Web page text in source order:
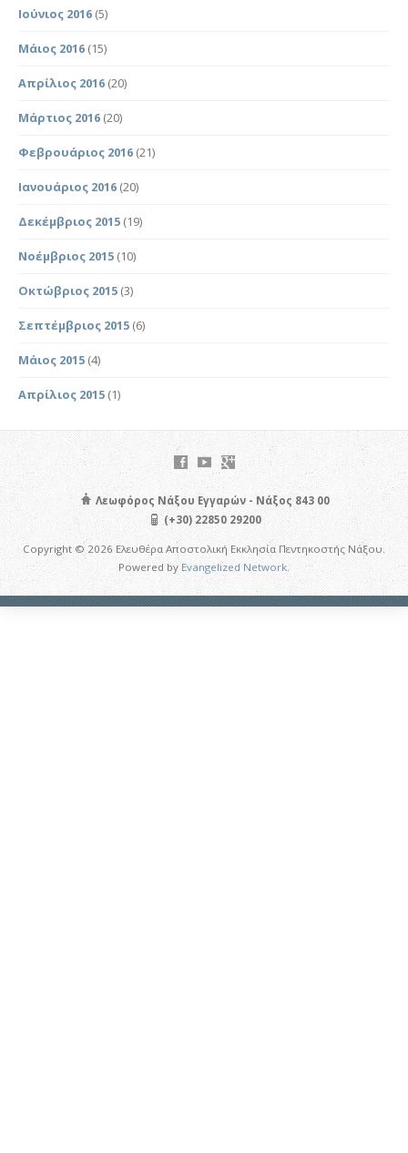
Ιούνιος 2016 (5)
Μάιος 2016 (15)
Απρίλιος 2016 (20)
Μάρτιος 2016 (20)
Φεβρουάριος 2016 (21)
Ιανουάριος 2016 (20)
Δεκέμβριος 2015 (19)
Νοέμβριος 2015 (10)
Οκτώβριος 2015 (3)
Σεπτέμβριος 2015 (6)
Μάιος 2015 (4)
Απρίλιος 2015 (1)
Λεωφόρος Νάξου Εγγαρών - Νάξος 843 00
(+30) 22850 29200
Copyright © 2026 Ελευθέρα Αποστολική Εκκλησία Πεντηκοστής Νάξου.
Powered byEvangelized Network.